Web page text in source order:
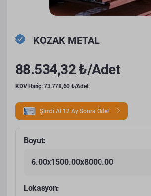
KOZAK METAL
88.534,32 ₺/Adet
KDV Hariç: 73.778,60 ₺/Adet
Şimdi Al 12 Ay Sonra Öde!
Boyut:
6.00x1500.00x8000.00
Lokasyon: